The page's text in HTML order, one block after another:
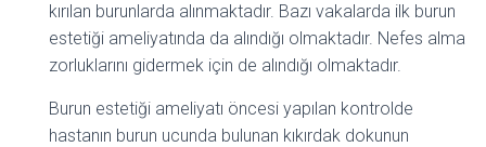
kırılan burunlarda alınmaktadır. Bazı vakalarda ilk burun
estetiği ameliyatında da alındığı olmaktadır. Nefes alma
zorluklarını gidermek için de alındığı olmaktadır.
Burun estetiği ameliyatı öncesi yapılan kontrolde
hastanın burun ucunda bulunan kıkırdak dokunun